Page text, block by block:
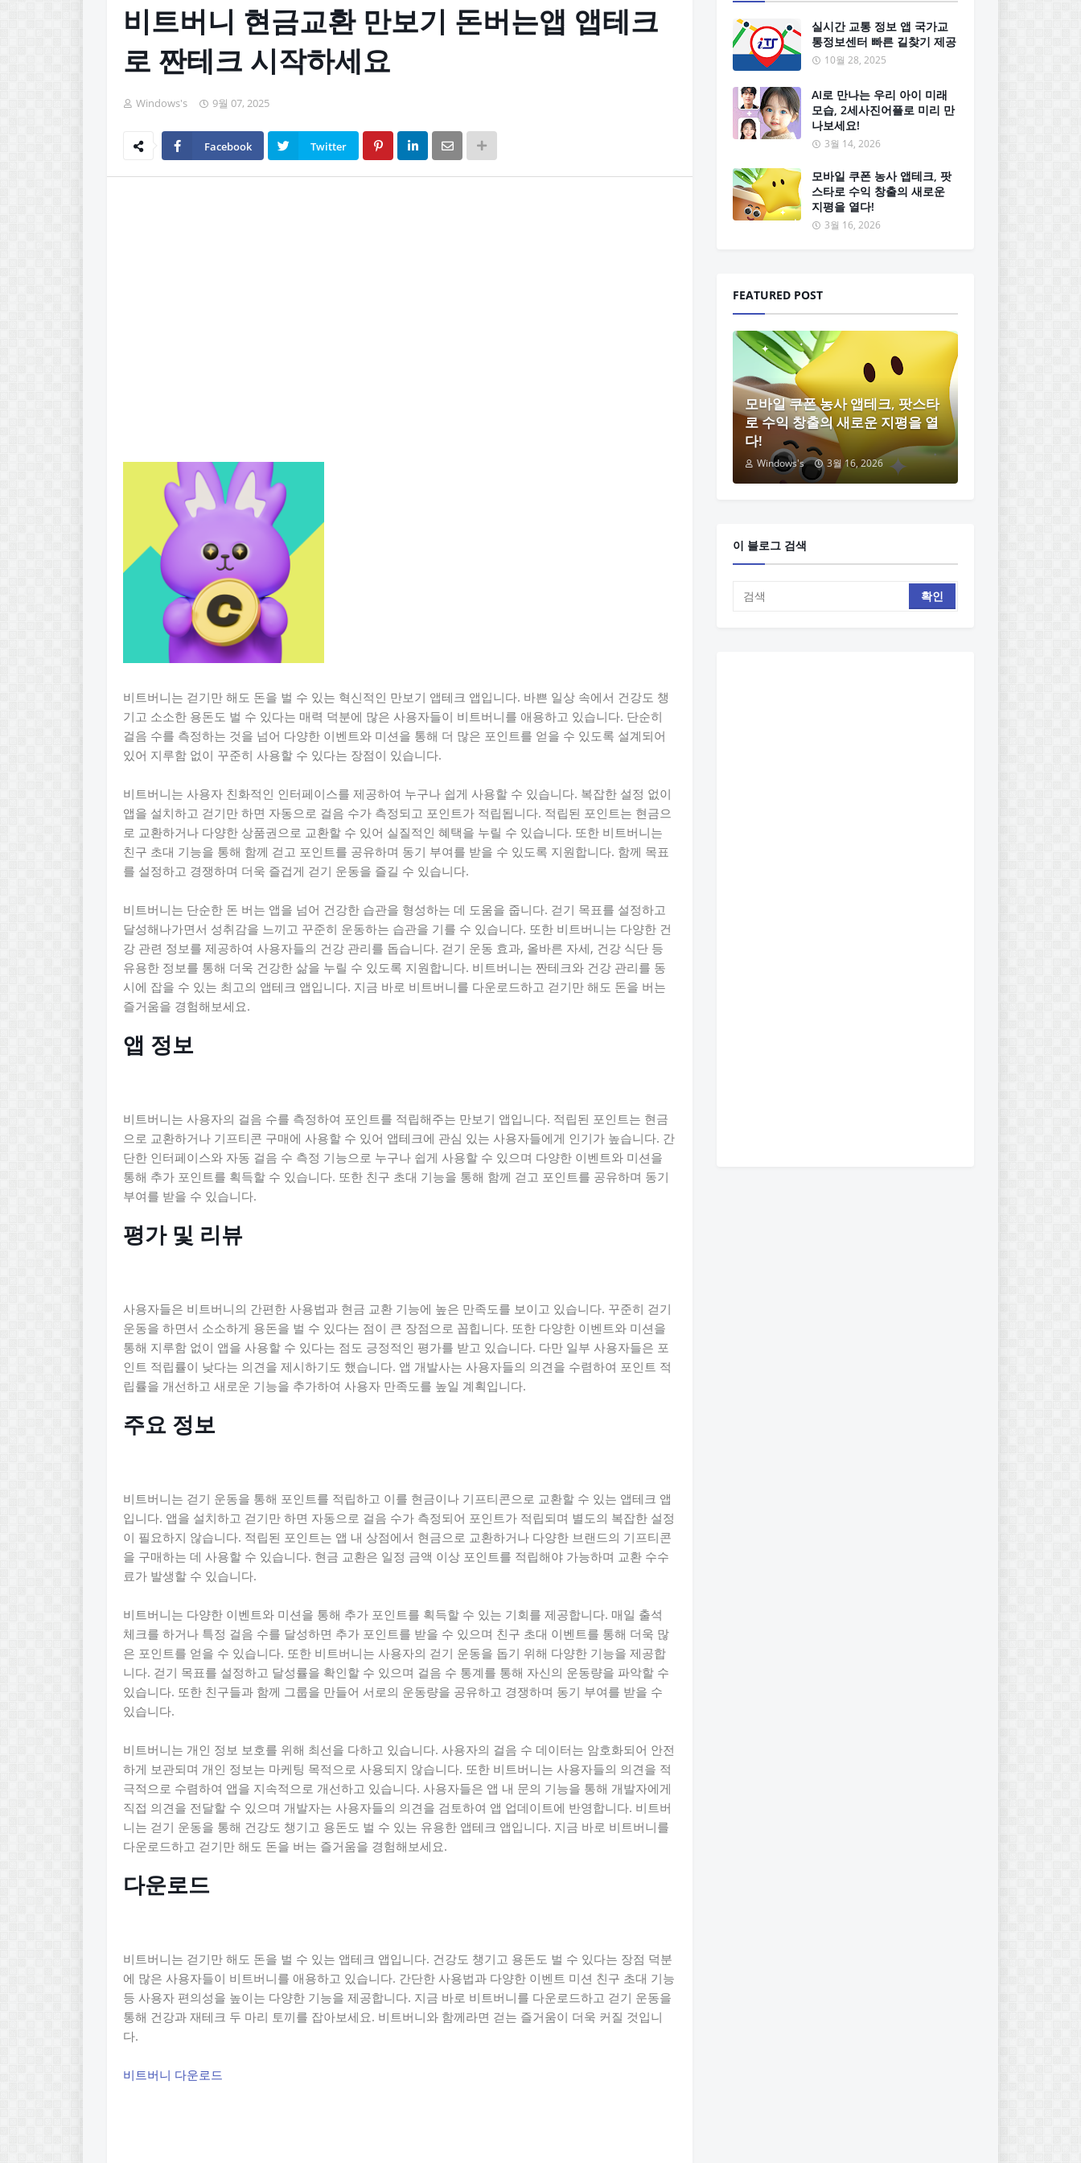
비트버니 현금교환 만보기 돈버는앱 앱테크
로 짠테크 시작하세요
Windows's 9월 07, 2025
Facebook Twitter
비트버니는 걷기만 해도 돈을 벌 수 있는 혁신적인 만보기 앱테크 앱입니다. 바쁜 일상 속에서 건강도 챙
기고 소소한 용돈도 벌 수 있다는 매력 덕분에 많은 사용자들이 비트버니를 애용하고 있습니다. 단순히
걸음 수를 측정하는 것을 넘어 다양한 이벤트와 미션을 통해 더 많은 포인트를 얻을 수 있도록 설계되어
있어 지루함 없이 꾸준히 사용할 수 있다는 장점이 있습니다.
비트버니는 사용자 친화적인 인터페이스를 제공하여 누구나 쉽게 사용할 수 있습니다. 복잡한 설정 없이
앱을 설치하고 걷기만 하면 자동으로 걸음 수가 측정되고 포인트가 적립됩니다. 적립된 포인트는 현금으
로 교환하거나 다양한 상품권으로 교환할 수 있어 실질적인 혜택을 누릴 수 있습니다. 또한 비트버니는
친구 초대 기능을 통해 함께 걷고 포인트를 공유하며 동기 부여를 받을 수 있도록 지원합니다. 함께 목표
를 설정하고 경쟁하며 더욱 즐겁게 걷기 운동을 즐길 수 있습니다.
비트버니는 단순한 돈 버는 앱을 넘어 건강한 습관을 형성하는 데 도움을 줍니다. 걷기 목표를 설정하고
달성해나가면서 성취감을 느끼고 꾸준히 운동하는 습관을 기를 수 있습니다. 또한 비트버니는 다양한 건
강 관련 정보를 제공하여 사용자들의 건강 관리를 돕습니다. 걷기 운동 효과, 올바른 자세, 건강 식단 등
유용한 정보를 통해 더욱 건강한 삶을 누릴 수 있도록 지원합니다. 비트버니는 짠테크와 건강 관리를 동
시에 잡을 수 있는 최고의 앱테크 앱입니다. 지금 바로 비트버니를 다운로드하고 걷기만 해도 돈을 버는
즐거움을 경험해보세요.
앱 정보
비트버니는 사용자의 걸음 수를 측정하여 포인트를 적립해주는 만보기 앱입니다. 적립된 포인트는 현금
으로 교환하거나 기프티콘 구매에 사용할 수 있어 앱테크에 관심 있는 사용자들에게 인기가 높습니다. 간
단한 인터페이스와 자동 걸음 수 측정 기능으로 누구나 쉽게 사용할 수 있으며 다양한 이벤트와 미션을
통해 추가 포인트를 획득할 수 있습니다. 또한 친구 초대 기능을 통해 함께 걷고 포인트를 공유하며 동기
부여를 받을 수 있습니다.
평가 및 리뷰
사용자들은 비트버니의 간편한 사용법과 현금 교환 기능에 높은 만족도를 보이고 있습니다. 꾸준히 걷기
운동을 하면서 소소하게 용돈을 벌 수 있다는 점이 큰 장점으로 꼽힙니다. 또한 다양한 이벤트와 미션을
통해 지루함 없이 앱을 사용할 수 있다는 점도 긍정적인 평가를 받고 있습니다. 다만 일부 사용자들은 포
인트 적립률이 낮다는 의견을 제시하기도 했습니다. 앱 개발사는 사용자들의 의견을 수렴하여 포인트 적
립률을 개선하고 새로운 기능을 추가하여 사용자 만족도를 높일 계획입니다.
주요 정보
비트버니는 걷기 운동을 통해 포인트를 적립하고 이를 현금이나 기프티콘으로 교환할 수 있는 앱테크 앱
입니다. 앱을 설치하고 걷기만 하면 자동으로 걸음 수가 측정되어 포인트가 적립되며 별도의 복잡한 설정
이 필요하지 않습니다. 적립된 포인트는 앱 내 상점에서 현금으로 교환하거나 다양한 브랜드의 기프티콘
을 구매하는 데 사용할 수 있습니다. 현금 교환은 일정 금액 이상 포인트를 적립해야 가능하며 교환 수수
료가 발생할 수 있습니다.
비트버니는 다양한 이벤트와 미션을 통해 추가 포인트를 획득할 수 있는 기회를 제공합니다. 매일 출석
체크를 하거나 특정 걸음 수를 달성하면 추가 포인트를 받을 수 있으며 친구 초대 이벤트를 통해 더욱 많
은 포인트를 얻을 수 있습니다. 또한 비트버니는 사용자의 걷기 운동을 돕기 위해 다양한 기능을 제공합
니다. 걷기 목표를 설정하고 달성률을 확인할 수 있으며 걸음 수 통계를 통해 자신의 운동량을 파악할 수
있습니다. 또한 친구들과 함께 그룹을 만들어 서로의 운동량을 공유하고 경쟁하며 동기 부여를 받을 수
있습니다.
비트버니는 개인 정보 보호를 위해 최선을 다하고 있습니다. 사용자의 걸음 수 데이터는 암호화되어 안전
하게 보관되며 개인 정보는 마케팅 목적으로 사용되지 않습니다. 또한 비트버니는 사용자들의 의견을 적
극적으로 수렴하여 앱을 지속적으로 개선하고 있습니다. 사용자들은 앱 내 문의 기능을 통해 개발자에게
직접 의견을 전달할 수 있으며 개발자는 사용자들의 의견을 검토하여 앱 업데이트에 반영합니다. 비트버
니는 걷기 운동을 통해 건강도 챙기고 용돈도 벌 수 있는 유용한 앱테크 앱입니다. 지금 바로 비트버니를
다운로드하고 걷기만 해도 돈을 버는 즐거움을 경험해보세요.
다운로드
비트버니는 걷기만 해도 돈을 벌 수 있는 앱테크 앱입니다. 건강도 챙기고 용돈도 벌 수 있다는 장점 덕분
에 많은 사용자들이 비트버니를 애용하고 있습니다. 간단한 사용법과 다양한 이벤트 미션 친구 초대 기능
등 사용자 편의성을 높이는 다양한 기능을 제공합니다. 지금 바로 비트버니를 다운로드하고 걷기 운동을
통해 건강과 재테크 두 마리 토끼를 잡아보세요. 비트버니와 함께라면 걷는 즐거움이 더욱 커질 것입니
다.
비트버니 다운로드
실시간 교통 정보 앱 국가교
통정보센터 빠른 길찾기 제공
10월 28, 2025
AI로 만나는 우리 아이 미래
모습, 2세사진어플로 미리 만
나보세요!
3월 14, 2026
모바일 쿠폰 농사 앱테크, 팟
스타로 수익 창출의 새로운
지평을 열다!
3월 16, 2026
FEATURED POST
모바일 쿠폰 농사 앱테크, 팟스타
로 수익 창출의 새로운 지평을 열
다!
Windows's 3월 16, 2026
이 블로그 검색